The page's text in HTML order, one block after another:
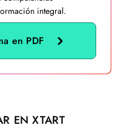
integral.
en PDF
EN XTART